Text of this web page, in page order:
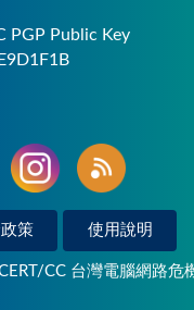
PGP Public Key
策 使用說明
CC 台灣電腦網路危